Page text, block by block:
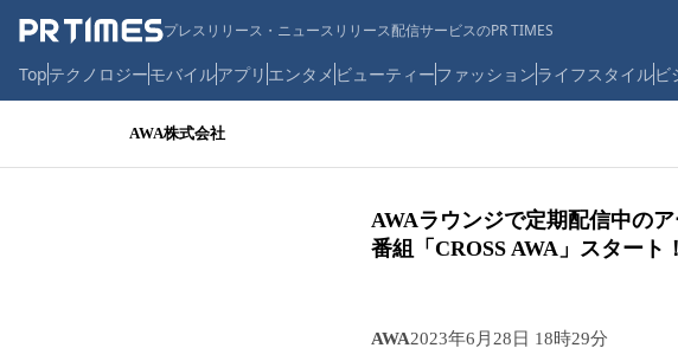
プレスリリース・ニュースリリース配信サービスのPR TIMES
Topテクノロジーモバイルアプリ エンタメ ビューティーファッションライフスタイルビ
AWA株式会社
AWAラウンジで定期配信中の
番組「CROSS AWA」スタート
AWA2023年6月28日 18時29分